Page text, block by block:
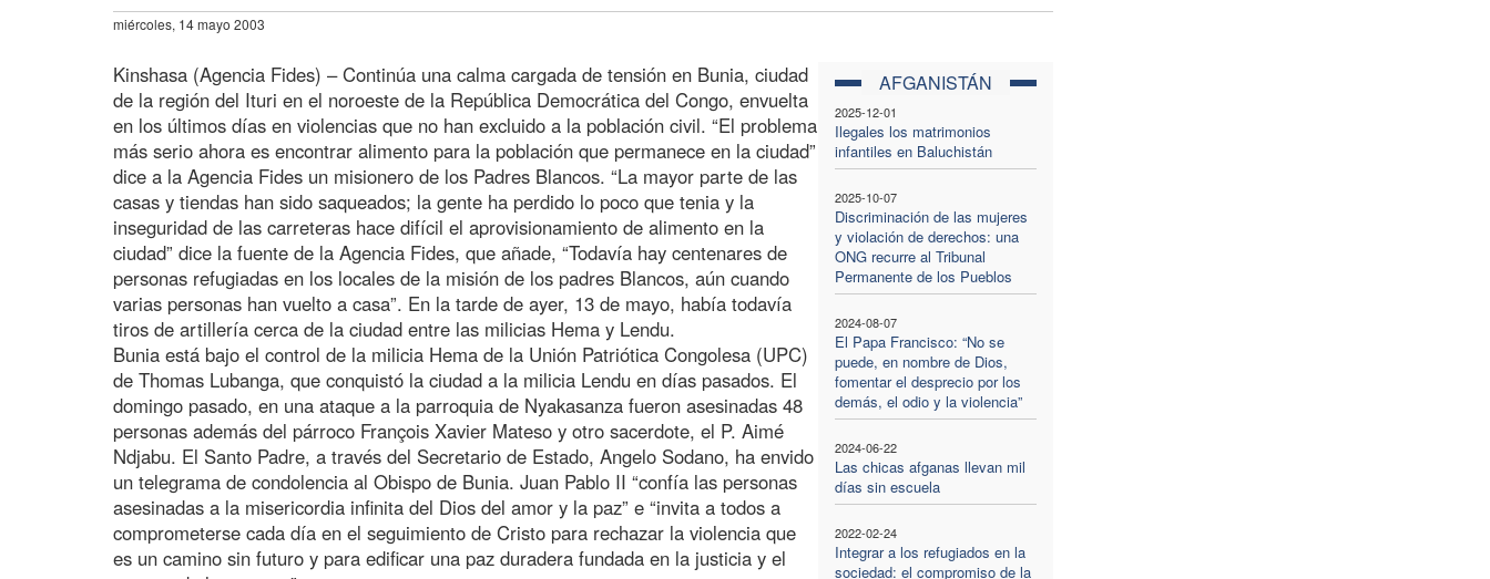
miércoles, 14 mayo 2003
AFGANISTÁN
2025-12-01
Ilegales los matrimonios
infantiles en Baluchistán
2025-10-07
Discriminación de las mujeres
y violación de derechos: una
ONG recurre al Tribunal
Permanente de los Pueblos
2024-08-07
El Papa Francisco: “No se
puede, en nombre de Dios,
fomentar el desprecio por los
demás, el odio y la violencia”
2024-06-22
Las chicas afganas llevan mil
días sin escuela
2022-02-24
Integrar a los refugiados en la
sociedad: el compromiso de la
Kinshasa (Agencia Fides) – Continúa una calma cargada de tensión en Bunia, ciudad
de la región del Ituri en el noroeste de la República Democrática del Congo, envuelta
en los últimos días en violencias que no han excluido a la población civil. “El problema
más serio ahora es encontrar alimento para la población que permanece en la ciudad”
dice a la Agencia Fides un misionero de los Padres Blancos. “La mayor parte de las
casas y tiendas han sido saqueados; la gente ha perdido lo poco que tenia y la
inseguridad de las carreteras hace difícil el aprovisionamiento de alimento en la
ciudad” dice la fuente de la Agencia Fides, que añade, “Todavía hay centenares de
personas refugiadas en los locales de la misión de los padres Blancos, aún cuando
varias personas han vuelto a casa”. En la tarde de ayer, 13 de mayo, había todavía
tiros de artillería cerca de la ciudad entre las milicias Hema y Lendu.
Bunia está bajo el control de la milicia Hema de la Unión Patriótica Congolesa (UPC)
de Thomas Lubanga, que conquistó la ciudad a la milicia Lendu en días pasados. El
domingo pasado, en una ataque a la parroquia de Nyakasanza fueron asesinadas 48
personas además del párroco François Xavier Mateso y otro sacerdote, el P. Aimé
Ndjabu. El Santo Padre, a través del Secretario de Estado, Angelo Sodano, ha envido
un telegrama de condolencia al Obispo de Bunia. Juan Pablo II “confía las personas
asesinadas a la misericordia infinita del Dios del amor y la paz” e “invita a todos a
comprometerse cada día en el seguimiento de Cristo para rechazar la violencia que
es un camino sin futuro y para edificar una paz duradera fundada en la justicia y el